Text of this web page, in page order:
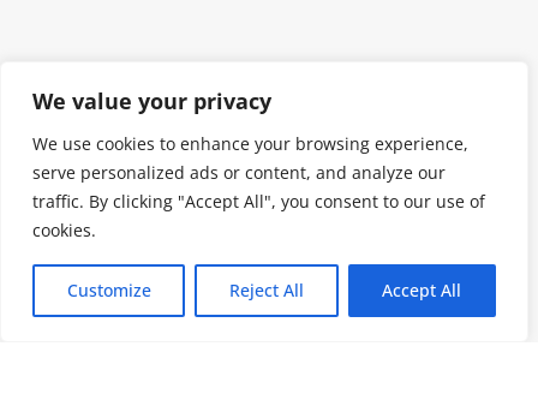
We value your privacy
We use cookies to enhance your browsing experience,
serve personalized ads or content, and analyze our
traffic. By clicking "Accept All", you consent to our use of
cookies.
Customize Reject All Accept All